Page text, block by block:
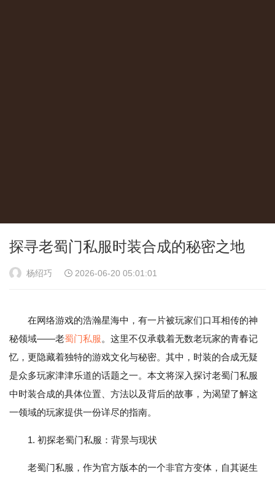
探寻老蜀门私服时装合成的秘密之地
杨绍巧 2026-06-20 05:01:01
在网络游戏的浩瀚星海中，有一片被玩家们口耳相传的神
秘领域——老蜀门私服。这里不仅承载着无数老玩家的青春记
忆，更隐藏着独特的游戏文化与秘密。其中，时装的合成无疑
是众多玩家津津乐道的话题之一。本文将深入探讨老蜀门私服
中时装合成的具体位置、方法以及背后的故事，为渴望了解这
一领域的玩家提供一份详尽的指南。
1. 初探老蜀门私服：背景与现状
老蜀门私服，作为官方版本的一个非官方变体，自其诞生